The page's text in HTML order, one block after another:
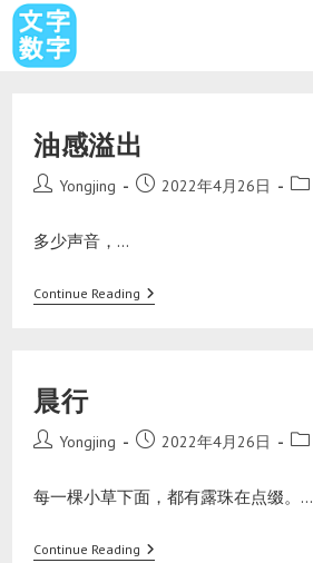
油感溢出
Yongjing 2022年4月26日
多少声音，…
Continue Reading
晨行
Yongjing 2022年4月26日
每一棵小草下面，都有露珠在点缀。…
Continue Reading